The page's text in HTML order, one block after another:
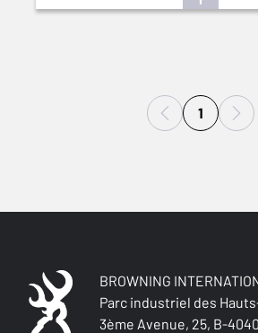
1
BROWNING
Parc industriel des
3ème Avenue, 25, B-